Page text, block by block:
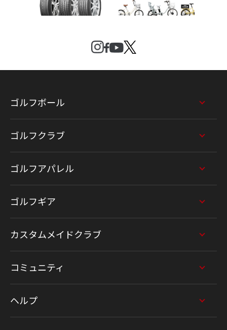
ゴルフボール
ゴルフクラブ
ゴルフアパレル
ゴルフギア
カスタムメイドクラブ
コミュニティ
ヘルプ